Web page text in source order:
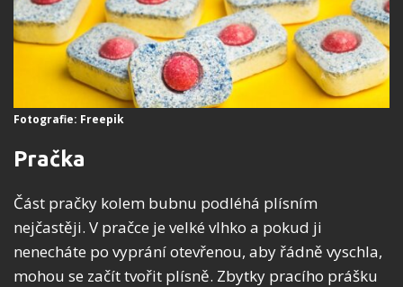
Fotografie: Freepik
Pračka
Část pračky kolem bubnu podléhá plísním
nejčastěji. V pračce je velké vlhko a pokud ji
nenecháte po vyprání otevřenou, aby řádně vyschla,
mohou se začít tvořit plísně. Zbytky pracího prášku